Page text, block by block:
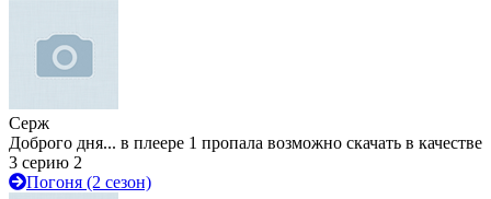
Серж
Доброго дня... в плеере 1 пропала возможно скачать в качестве
3 серию 2
Погоня (2 сезон)